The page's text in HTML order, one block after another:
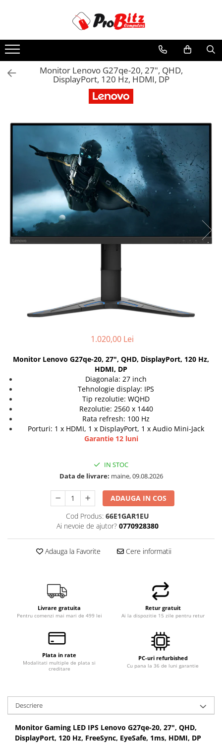
Laptopuri si accesorii
Laptopuri
Laptopuri Second-hand
Componente NOI Laptop
Memorii laptop
Hard Disk-uri laptop
Baterii laptop
Componente REFURBISHED Laptop
Hard Disk-uri Refurbished
Accesorii Laptop
Docking stations
Genti Laptop
Incarcatoare laptop refurbished
Card reader
Calculatoare Mini NOI
Calculatoare SECOND-HAND
Calculatoare GAMING
Calculatoare REFURBISHED
Calculatoare WORKSTATION
Componente Renew/Refurbished
Placi de baza REFURBISHED
Procesoare
PC All-in-One
Calculatoare All-in-One NOI
All-in-One REFURBISHED
Monitoare
Monitoare Refurbished
Monitor Lenovo G27qe-20, 27", QHD,
DisplayPort, 120 Hz, HDMI, DP
1.020,00 Lei
Monitor Lenovo G27qe-20, 27", QHD, DisplayPort, 120 Hz,
HDMI, DP
Diagonala: 27 inch
Tehnologie display: IPS
Tip rezolutie: WQHD
Rezolutie: 2560 x 1440
Rata refresh: 100 Hz
Porturi: 1 x HDMI, 1 x DisplayPort, 1 x Audio Mini-Jack
Garantie 12 luni
IN STOC
Data de livrare: maine, 09.08.2026
ADAUGA IN COS
Cod Produs: 66E1GAR1EU
Ai nevoie de ajutor? 0770928380
Adauga la Favorite Cere informatii
Livrare gratuita
Pentru comenzi mai mari de 499 lei
Retur gratuit
Ai la dispozitie 15 zile pentru retur
Plata in rate
Modalitati multiple de plata si
creditare
PC-uri refurbished
Cu pana la 36 de luni garantie
Descriere
Monitor Gaming LED IPS Lenovo G27qe-20, 27", QHD,
DisplayPort, 120 Hz, FreeSync, EyeSafe, 1ms, HDMI, DP